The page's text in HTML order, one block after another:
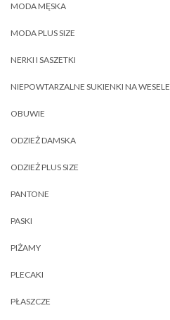
MODA MĘSKA
MODA PLUS SIZE
NERKI I SASZETKI
NIEPOWTARZALNE SUKIENKI NA WESELE
OBUWIE
ODZIEŻ DAMSKA
ODZIEŻ PLUS SIZE
PANTONE
PASKI
PIŻAMY
PLECAKI
PŁASZCZE